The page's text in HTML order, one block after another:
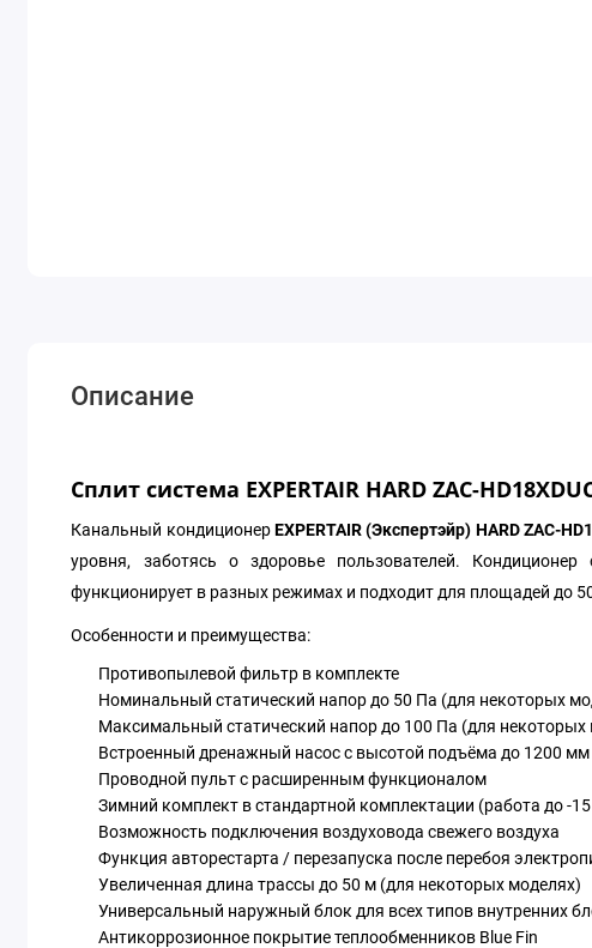
Описание
Сплит система EXPERTAIR HARD ZAC-
Канальный кондиционерEXPERTAIR(Экспертэйр) HARDZAC-HD
уровня, заботясь о здоровье пользователей. Кондиционер
функционирует в разных режимах и подходит для площадей до
Особенности и преимущества:
Противопылевой фильтр в комплекте
Номинальный статический напор до 50 Па (для некоторых
Максимальный статический напор до 100 Па (для некоторых
Встроенный дренажный насос с высотой подъёма до 1200 мм
Проводной пульт с расширенным функционалом
Зимний комплект в стандартной комплектации (работа до -
Возможность подключения воздуховода свежего воздуха
Функция авторестарта / перезапуска после перебоя
Увеличенная длина трассы до 50 м (для некоторых моделях)
Универсальный наружный блок для всех типов внутренних
Антикоррозионное покрытие теплообменников Blue Fin